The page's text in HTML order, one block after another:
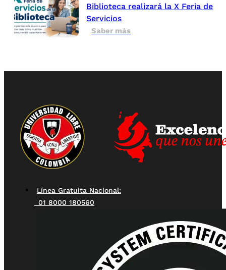
Biblioteca realizará la X Feria de
Servicios
Saber más
Línea Gratuita Nacional:
01 8000 180560